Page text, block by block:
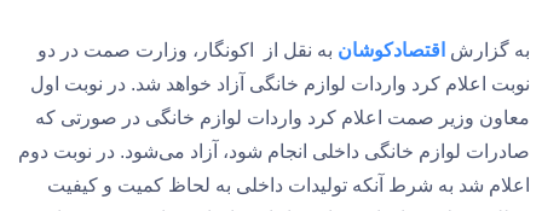
به گزارش اقتصادکوشان به نقل از اکونگار، وزارت صمت در دو
نوبت اعلام کرد واردات لوازم خانگی آزاد خواهد شد. در نوبت اول
معاون وزیر صمت اعلام کرد واردات لوازم خانگی در صورتی که
صادرات لوازم خانگی داخلی انجام شود، آزاد می‌شود. در نوبت دوم
اعلام شد به شرط آنکه تولیدات داخلی به لحاظ کمیت و کیفیت